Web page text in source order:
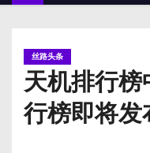
丝路头条
天机排行
行榜即将发